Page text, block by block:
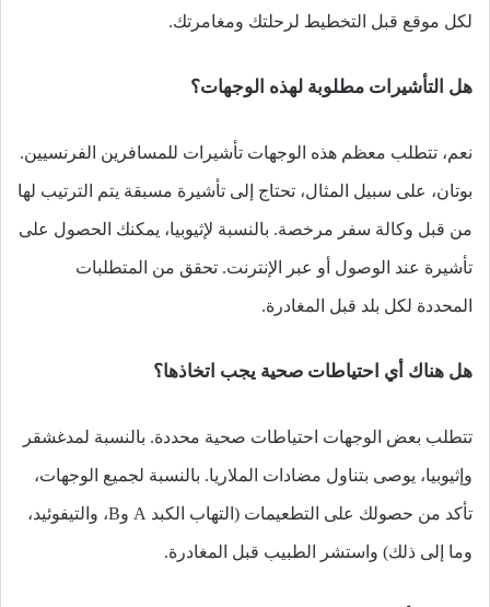
لكل موقع قبل التخطيط لرحلتك ومغامرتك.
هل التأشيرات مطلوبة لهذه الوجهات؟
نعم، تتطلب معظم هذه الوجهات تأشيرات للمسافرين الفرنسيين.
بوتان، على سبيل المثال، تحتاج إلى تأشيرة مسبقة يتم الترتيب لها
من قبل وكالة سفر مرخصة. بالنسبة لإثيوبيا، يمكنك الحصول على
تأشيرة عند الوصول أو عبر الإنترنت. تحقق من المتطلبات
المحددة لكل بلد قبل المغادرة.
هل هناك أي احتياطات صحية يجب اتخاذها؟
تتطلب بعض الوجهات احتياطات صحية محددة. بالنسبة لمدغشقر
وإثيوبيا، يوصى بتناول مضادات الملاريا. بالنسبة لجميع الوجهات،
تأكد من حصولك على التطعيمات (التهاب الكبد A وB، والتيفوئيد،
وما إلى ذلك) واستشر الطبيب قبل المغادرة.